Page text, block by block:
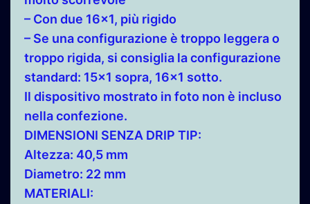
– Con due 16×1, più rigido
– Se una configurazione è troppo leggera o
troppo rigida, si consiglia la configurazione
standard: 15×1 sopra, 16×1 sotto.
Il dispositivo mostrato in foto non è incluso
nella confezione.
DIMENSIONI SENZA DRIP TIP:
Altezza: 40,5 mm
Diametro: 22 mm
MATERIALI: